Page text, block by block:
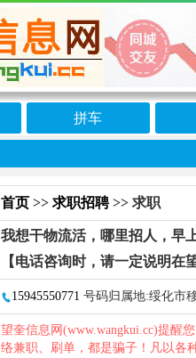
拼车
首页 >> 求职招聘>> 求职
我想干物流活，哪里招人，早
【电话咨询时，请一定说明在
15945550771 号码归属地:绥化市
望奎信息网(www.wangkui.cc)提醒您
络兼职、刷单，都是骗子！凡以各